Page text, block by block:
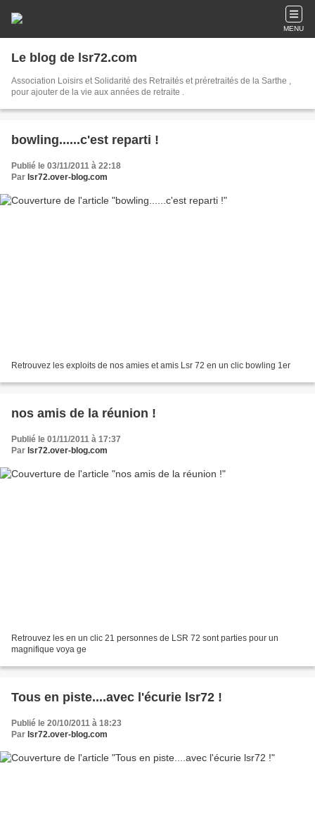
MENU
Le blog de lsr72.com
Association Loisirs et Solidarité des Retraités et préretraités de la Sarthe ,
pour ajouter de la vie aux années de retraite .
bowling......c'est reparti !
Publié le 03/11/2011 à 22:18
Par lsr72.over-blog.com
Retrouvez les exploits de nos amies et amis Lsr 72 en un clic bowling 1er
nos amis de la réunion !
Publié le 01/11/2011 à 17:37
Par lsr72.over-blog.com
Retrouvez les en un clic 21 personnes de LSR 72 sont parties pour un
magnifique voya ge
Tous en piste....avec l'écurie lsr72 !
Publié le 20/10/2011 à 18:23
Par lsr72.over-blog.com